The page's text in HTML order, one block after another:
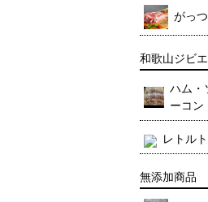
がっ
和歌山ジビエ
ハム・
ーコン
レトル
無添加商品